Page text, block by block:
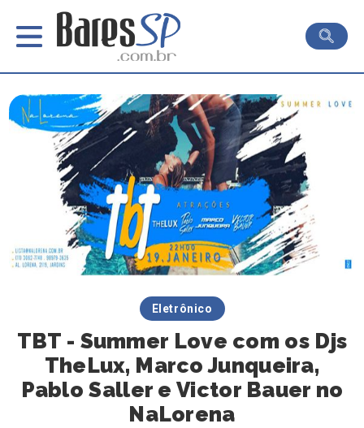
Eletrônico
TBT - Summer Love com os Djs
TheLux, Marco Junqueira,
Pablo Saller e Victor Bauer no
NaLorena